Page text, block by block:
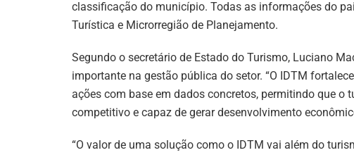
classificação do município. Todas as informações do
Turística e Microrregião de Planejamento.
Segundo o secretário de Estado do Turismo, Luciano
importante na gestão pública do setor. “O IDTM
ações com base em dados concretos, permitindo que
competitivo e capaz de gerar desenvolvimento
“O valor de uma solução como o IDTM vai além do